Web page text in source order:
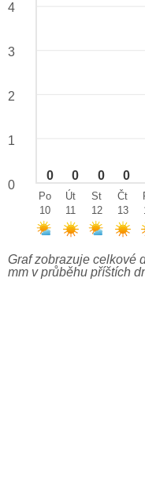
0 0 0 0
4
3
2
1
0
Po
10
Út
11
St
12
Čt
13
Graf zobrazuje celkové
mm v průběhu příštích